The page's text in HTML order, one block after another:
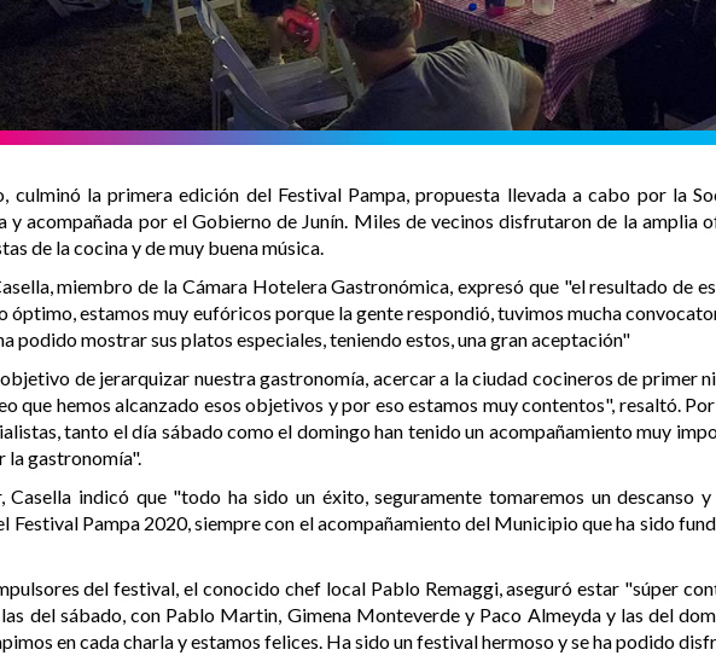
culminó la primera edición del Festival Pampa, propuesta llevada a cabo por la
y acompañada por el Gobierno de Junín. Miles de vecinos disfrutaron de la amplia
de la cocina y de muy buena música.
miembro de la Cámara Hotelera Gastronómica, expresó que "el resultado de
óptimo, estamos muy eufóricos porque la gente respondió, tuvimos mucha
podido mostrar sus platos especiales, teniendo estos, una gran aceptación"
de jerarquizar nuestra gastronomía, acercar a la ciudad cocineros de primer
que hemos alcanzado esos objetivos y por eso estamos muy contentos", resaltó.
tanto el día sábado como el domingo han tenido un acompañamiento muy
la gastronomía".
Casella indicó que "todo ha sido un éxito, seguramente tomaremos un descanso
Festival Pampa 2020, siempre con el acompañamiento del Municipio que ha sido
del festival, el conocido chef local Pablo Remaggi, aseguró estar "súper
del sábado, con Pablo Martin, Gimena Monteverde y Paco Almeyda y las del
en cada charla y estamos felices. Ha sido un festival hermoso y se ha podido